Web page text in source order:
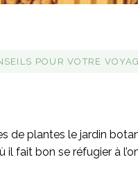
POUR VOTRE
de plantes le jardin
fait bon se réfugier à